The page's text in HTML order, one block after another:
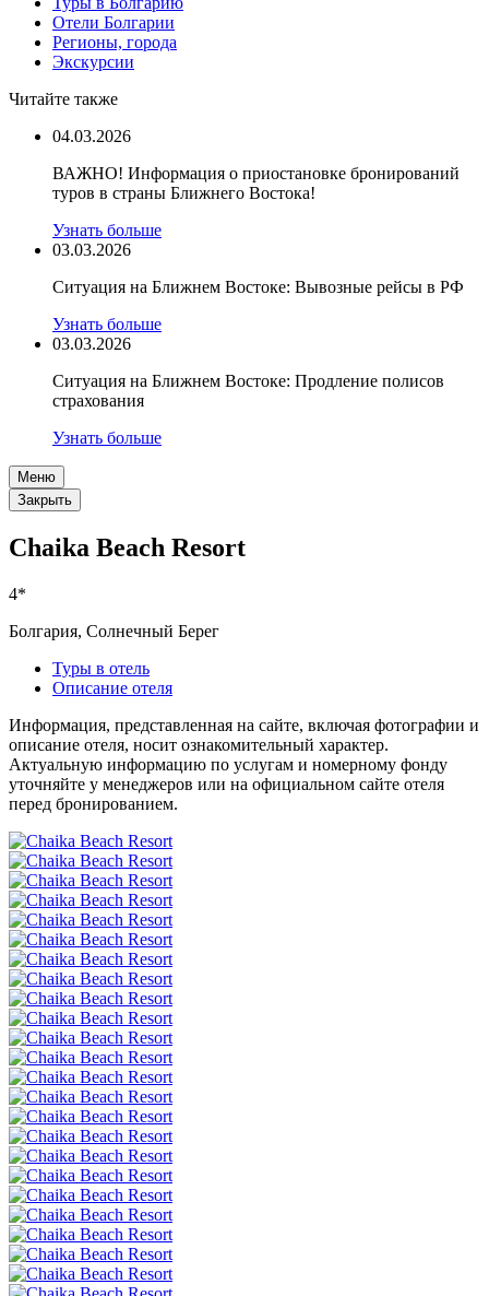
Отели Болгарии
Регионы, города
Экскурсии
Читайте также
04.03.2026
ВАЖНО! Информация о приостановке бронирований
туров в страны Ближнего Востока!
Узнать больше
03.03.2026
Ситуация на Ближнем Востоке: Вывозные рейсы в РФ
Узнать больше
03.03.2026
Ситуация на Ближнем Востоке: Продление полисов
страхования
Узнать больше
Меню
Закрыть
Chaika Beach Resort
4*
Болгария, Солнечный Берег
Туры в отель
Описание отеля
Информация, представленная на сайте, включая фотографии и
описание отеля, носит ознакомительный характер.
Актуальную информацию по услугам и номерному фонду
уточняйте у менеджеров или на официальном сайте отеля
перед бронированием.